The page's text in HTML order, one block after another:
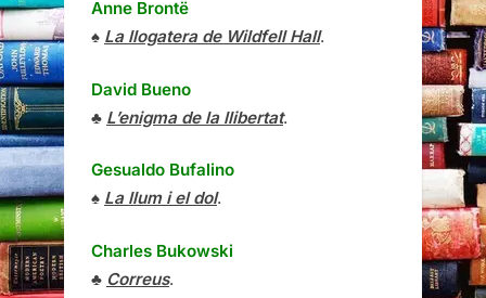
Anne Brontë
♠ La llogatera de Wildfell Hall.
David Bueno
♣ L’enigma de la llibertat.
Gesualdo Bufalino
♠ La llum i el dol.
Charles Bukowski
♣ Correus.